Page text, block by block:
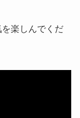
楽しんでくだ